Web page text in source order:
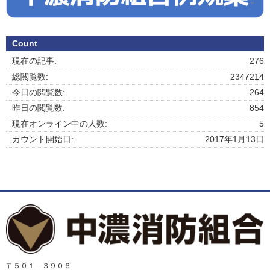
Count
276
現在の記事:
2347214
総閲覧数:
264
今日の閲覧数:
854
昨日の閲覧数:
5
現在オンライン中の人数:
2017年1月13日
カウント開始日:
〒５０１－３９０６